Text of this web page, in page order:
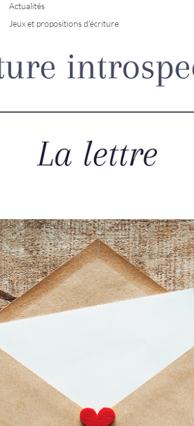
Actualités
Jeux et propositions d'écriture